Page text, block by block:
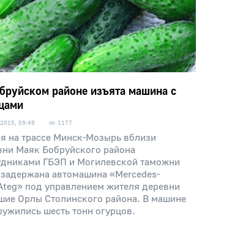
районе изъята машина с
09:49 1177
на трассе Минск-Мозырь вблизи
Маяк Бобруйского района
ГБЭП и Могилевской таможни
автомашина «Mercedes-
под управлением жителя деревни
Орлы Столинского района. В машине
шесть тонн огурцов.